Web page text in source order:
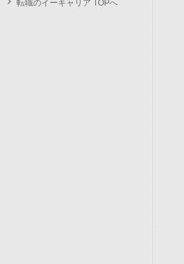
転職のイーキャリア TOPへ